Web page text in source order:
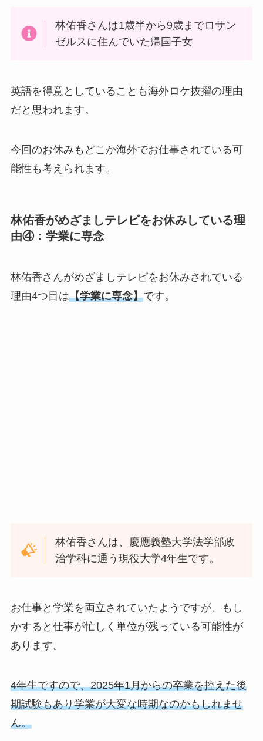
林佑香さんは1歳半から9歳までロサン
ゼルスに住んでいた帰国子女
英語を得意としていることも海外ロケ抜擢の理由
だと思われます。
今回のお休みもどこか海外でお仕事されている可
能性も考えられます。
林佑香がめざましテレビをお休みしている理
由④：学業に専念
林佑香さんがめざましテレビをお休みされている
理由4つ目は【学業に専念】です。
林佑香さんは、慶應義塾大学法学部政
治学科に通う現役大学4年生です。
お仕事と学業を両立されていたようですが、もし
かすると仕事が忙しく単位が残っている可能性が
あります。
4年生ですので、2025年1月からの卒業を控えた後
期試験もあり学業が大変な時期なのかもしれませ
ん。